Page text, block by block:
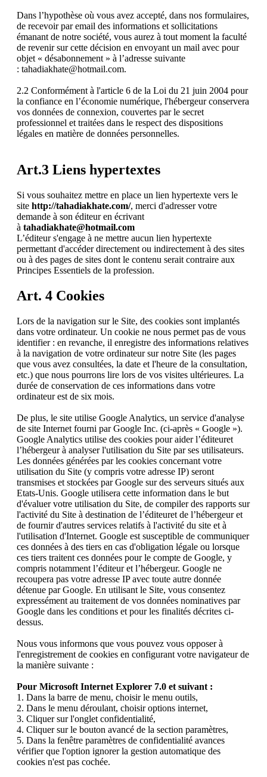
Dans l’hypothèse où vous avez accepté, dans nos formulaires,
de recevoir par email des informations et sollicitations
émanant de notre société, vous aurez à tout moment la faculté
de revenir sur cette décision en envoyant un mail avec pour
objet « désabonnement » à l’adresse suivante
: tahadiakhate@hotmail.com.
2.2 Conformément à l'article 6 de la Loi du 21 juin 2004 pour
la confiance en l’économie numérique, l'hébergeur conservera
vos données de connexion, couvertes par le secret
professionnel et traitées dans le respect des dispositions
légales en matière de données personnelles.
Art.3 Liens hypertextes
Si vous souhaitez mettre en place un lien hypertexte vers le
site http://tahadiakhate.com/, merci d'adresser votre
demande à son éditeur en écrivant
à tahadiakhate@hotmail.com
L’éditeur s'engage à ne mettre aucun lien hypertexte
permettant d'accéder directement ou indirectement à des sites
ou à des pages de sites dont le contenu serait contraire aux
Principes Essentiels de la profession.
Art. 4 Cookies
Lors de la navigation sur le Site, des cookies sont implantés
dans votre ordinateur. Un cookie ne nous permet pas de vous
identifier : en revanche, il enregistre des informations relatives
à la navigation de votre ordinateur sur notre Site (les pages
que vous avez consultées, la date et l'heure de la consultation,
etc.) que nous pourrons lire lors de vos visites ultérieures. La
durée de conservation de ces informations dans votre
ordinateur est de six mois.
De plus, le site utilise Google Analytics, un service d'analyse
de site Internet fourni par Google Inc. (ci-après « Google »).
Google Analytics utilise des cookies pour aider l’éditeuret
l’hébergeur à analyser l'utilisation du Site par ses utilisateurs.
Les données générées par les cookies concernant votre
utilisation du Site (y compris votre adresse IP) seront
transmises et stockées par Google sur des serveurs situés aux
Etats-Unis. Google utilisera cette information dans le but
d'évaluer votre utilisation du Site, de compiler des rapports sur
l'activité du Site à destination de l’éditeuret de l’hébergeur et
de fournir d'autres services relatifs à l'activité du site et à
l'utilisation d'Internet. Google est susceptible de communiquer
ces données à des tiers en cas d'obligation légale ou lorsque
ces tiers traitent ces données pour le compte de Google, y
compris notamment l’éditeur et l’hébergeur. Google ne
recoupera pas votre adresse IP avec toute autre donnée
détenue par Google. En utilisant le Site, vous consentez
expressément au traitement de vos données nominatives par
Google dans les conditions et pour les finalités décrites ci-
dessus.
Nous vous informons que vous pouvez vous opposer à
l'enregistrement de cookies en configurant votre navigateur de
la manière suivante :
Pour Microsoft Internet Explorer 7.0 et suivant :
1. Dans la barre de menu, choisir le menu outils,
2. Dans le menu déroulant, choisir options internet,
3. Cliquer sur l'onglet confidentialité,
4. Cliquer sur le bouton avancé de la section paramètres,
5. Dans la fenêtre paramètres de confidentialité avances
vérifier que l'option ignorer la gestion automatique des
cookies n'est pas cochée.